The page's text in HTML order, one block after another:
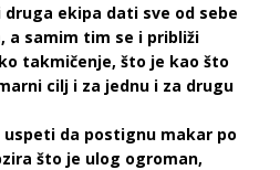
ekipa dati sve od sebe
a samim tim se i približi
takmičenje, što je kao što
cilj i za jednu i za drugu
da postignu makar po
što je ulog ogroman,